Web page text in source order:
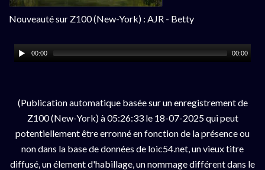
Nouveauté sur Z100 (New-York) : AJR - Betty
00:00 00:00
(Publication automatique basée sur un enregistrement de
Z100 (New-York) à 05:26:33 le 18-07-2025 qui peut
potentiellement être erronné en fonction de la présence ou
non dans la base de données de loic54.net, un vieux titre
diffusé, un élement d'habillage, un nommage différent dans le